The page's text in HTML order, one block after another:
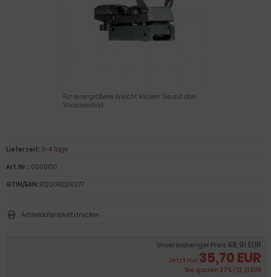
Für eine größere Ansicht klicken Sie auf das
Vorschaubild
Unser bisheriger Preis 48,91 EUR
Jetzt nur 35,70 EUR
Sie sparen 27% / 13,21 EUR
Lieferzeit: 3-4 Tage
Art.Nr.: 0000150
GTIN/EAN: 9120092210277
Artikeldatenblatt drucken